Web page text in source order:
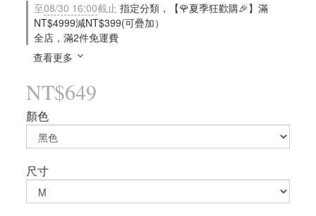
至08/30 16:00截止 指定分類，【🌹夏季狂歡購🎉】滿
NT$4999減NT$399(可疊加）
全店，滿2件免運費
查看更多
NT$649
顏色
尺寸